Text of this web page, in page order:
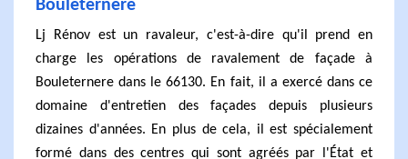
Bouleternere
Lj Rénov est un ravaleur, c'est-à-dire qu'il prend en
charge les opérations de ravalement de façade à
Bouleternere dans le 66130. En fait, il a exercé dans ce
domaine d'entretien des façades depuis plusieurs
dizaines d'années. En plus de cela, il est spécialement
formé dans des centres qui sont agréés par l'État et